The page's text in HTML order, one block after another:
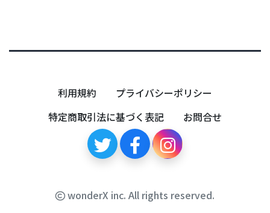
利用規約
プライバシーポリシー
特定商取引法に基づく表記
お問合せ
wonderX inc. All rights reserved.